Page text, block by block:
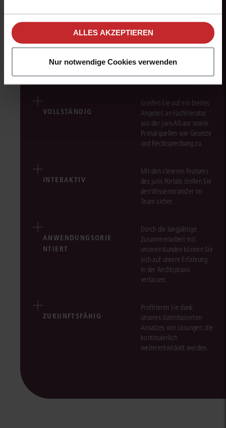
unserenHinweisen zum Datenschutz.
ALLES AKZEPTIEREN
Nur notwendige Cookies verwenden
herausholen.
Dank zuverlässiger
sparen Sie viel Zeit und
Aufwand.
VOLLSTÄNDIG
Greifen Sie auf ein breites
Angebot an Fachliteratur
aus der jurisAllianz sowie
Primärquellen wie Gesetze
und Rechtsprechung zu.
INTERAKTIV
Mit den cleveren Features
des juris Portals stellen Sie
den Wissenstransfer im
Team sicher.
ANWENDUNGSORIE
NTIERT
Durch die langjährige
Zusammenarbeit mit
unseren Kunden können Sie
sich auf unsere Erfahrung
in der Rechtspraxis
verlassen.
ZUKUNFTSFÄHIG
Profitieren Sie dank
unseres datenbasierten
Ansatzes von Lösungen, die
kontinuierlich
weiterentwickelt werden.